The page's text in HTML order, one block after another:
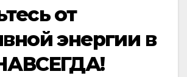
от
энергии в